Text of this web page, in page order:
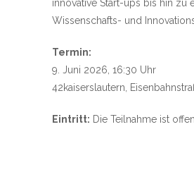
innovative Start-ups bis hin zu
Wissenschafts- und
Termin:
9. Juni 2026, 16:30 Uhr
42kaiserslautern,
Eintritt: Die Teilnahme ist